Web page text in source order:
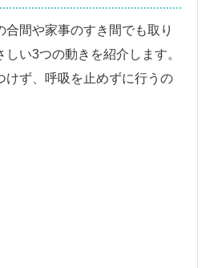
合間や家事のすき間でも取り
しい3つの動きを紹介します。
けず、呼吸を止めずに行うの